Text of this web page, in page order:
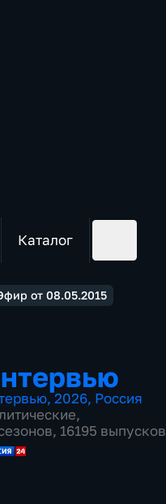
Каталог
от 08.05.2015
, 2026, Россия
,
16195 выпусков